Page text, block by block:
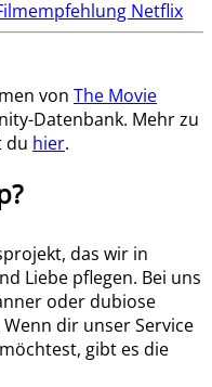
Netflix
von The Movie
Datenbank. Mehr zu
du hier.
das wir in
Liebe pflegen. Bei uns
oder dubiose
dir unser Service
gibt es die